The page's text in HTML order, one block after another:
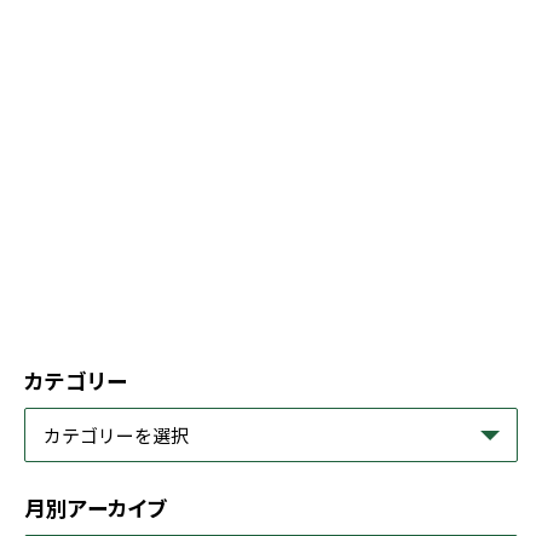
カテゴリー
月別アーカイブ